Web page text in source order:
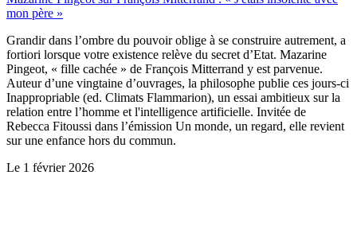
mon père »
Grandir dans l’ombre du pouvoir oblige à se construire autrement, a
fortiori lorsque votre existence relève du secret d’Etat. Mazarine
Pingeot, « fille cachée » de François Mitterrand y est parvenue.
Auteur d’une vingtaine d’ouvrages, la philosophe publie ces jours-ci
Inappropriable (ed. Climats Flammarion), un essai ambitieux sur la
relation entre l’homme et l'intelligence artificielle. Invitée de
Rebecca Fitoussi dans l’émission Un monde, un regard, elle revient
sur une enfance hors du commun.
Le 1 février 2026